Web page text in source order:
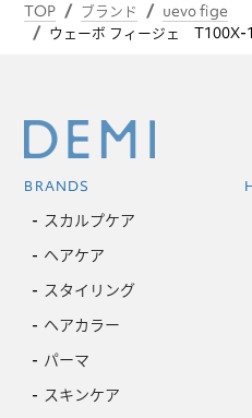
TOP ブランド
uevo fige
ウェーボ フィージェ T100X-
BRANDS
スカルプケア
ヘアケア
スタイリング
ヘアカラー
パーマ
スキンケア